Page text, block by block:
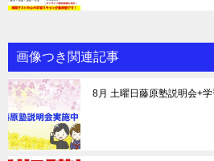
画像つき関連記事
8月 土曜日藤原塾説明会+